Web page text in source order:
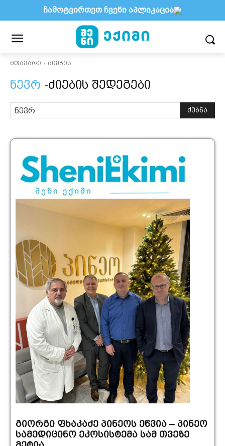
მთავარი ძიების
ნევრ -ძიების შედეგები
ძებნა
გიორგი ფხაკაძე პინეოს ეწვია – პინეო
სამედიცინო ეკოსისტემა სამ თვეზე
ჩამოტვირთეთ ჩვენი აპლიკაცია